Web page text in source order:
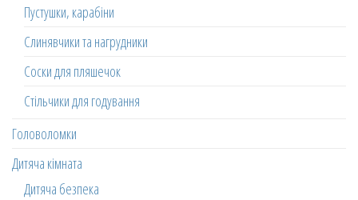
Пустушки, карабіни
Слинявчики та нагрудники
Соски для пляшечок
Стільчики для годування
Головоломки
Дитяча кімната
Дитяча безпека